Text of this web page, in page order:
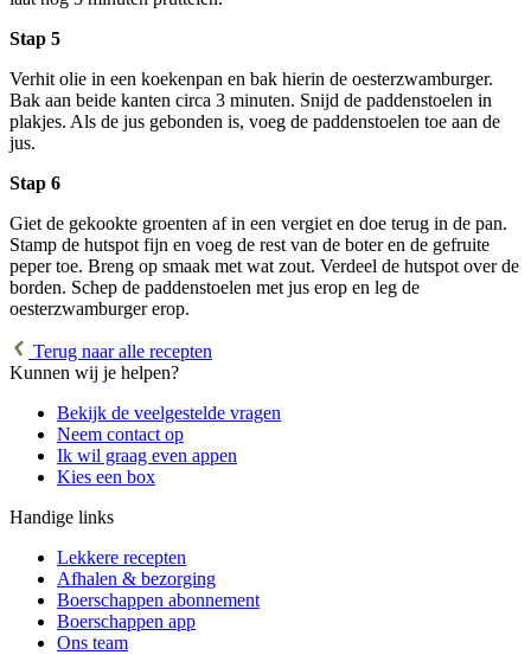
Stap 5
Verhit olie in een koekenpan en bak hierin de oesterzwamburger.
Bak aan beide kanten circa 3 minuten. Snijd de paddenstoelen in
plakjes. Als de jus gebonden is, voeg de paddenstoelen toe aan de
jus.
Stap 6
Giet de gekookte groenten af in een vergiet en doe terug in de pan.
Stamp de hutspot fijn en voeg de rest van de boter en de gefruite
peper toe. Breng op smaak met wat zout. Verdeel de hutspot over de
borden. Schep de paddenstoelen met jus erop en leg de
oesterzwamburger erop.
Terug naar alle recepten
Kunnen wij je helpen?
Bekijk de veelgestelde vragen
Neem contact op
Ik wil graag even appen
Kies een box
Handige links
Lekkere recepten
Afhalen & bezorging
Boerschappen abonnement
Boerschappen app
Ons team